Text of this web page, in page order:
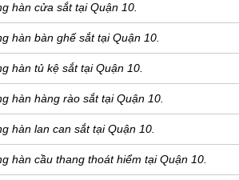
hàn cửa sắt tại Quận 10.
hàn bàn ghế sắt tại Quận 10.
hàn tủ kệ sắt tại Quận 10.
hàn hàng rào sắt tại Quận 10.
hàn lan can sắt tại Quận 10.
hàn cầu thang thoát hiểm tại Quận 10.